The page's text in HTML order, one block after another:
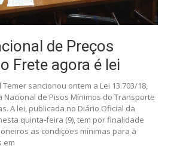
de Preços
Frete agora é lei
sancionou ontem a Lei 13.703/18,
Nacional de Pisos Mínimos do Transporte
A lei, publicada no Diário Oficial da
quinta-feira (9), tem por finalidade
as condições mínimas para a
em